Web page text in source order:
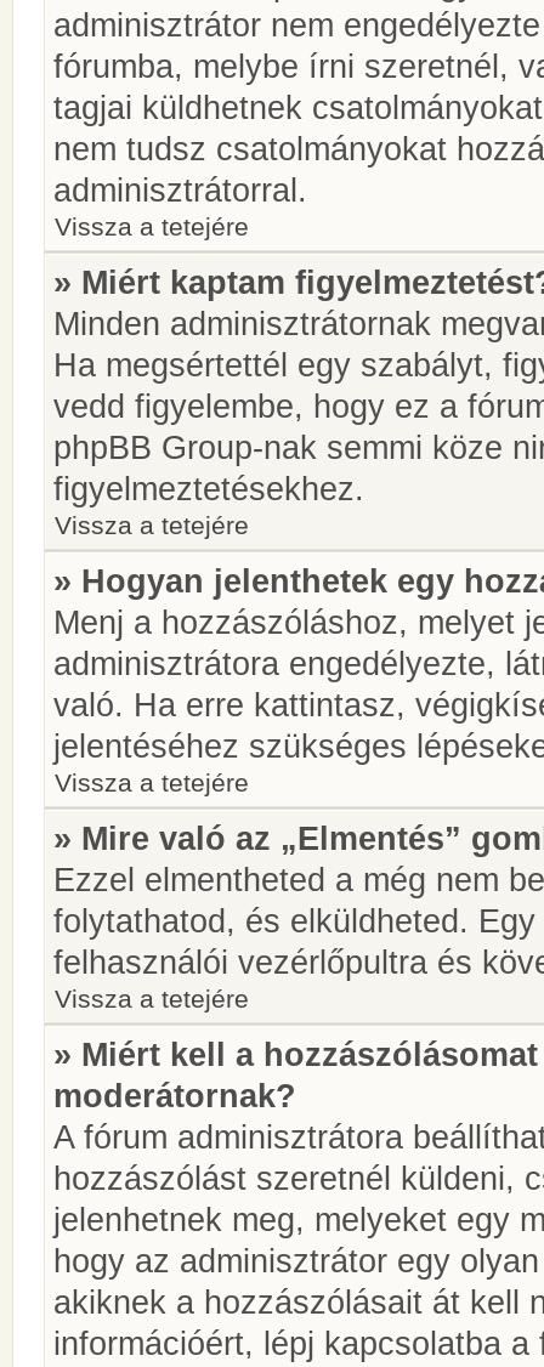
adminisztrátor nem
fórumba, melybe írni szeretnél,
tagjai küldhetnek
nem tudsz csatolmányokat
adminisztrátorral.
Vissza a tetejére
» Miért kaptam
Minden adminisztrátornak
Ha megsértettél egy szabályt,
vedd figyelembe, hogy ez a
phpBB Group-nak semmi köze
figyelmeztetésekhez.
Vissza a tetejére
» Hogyan jelenthetek egy
Menj a hozzászóláshoz, melyet
adminisztrátora engedélyezte,
való. Ha erre kattintasz,
jelentéséhez szükséges
Vissza a tetejére
» Mire való az „Elmentés”
Ezzel elmentheted a még nem
folytathatod, és elküldheted.
felhasználói vezérlőpultra és
Vissza a tetejére
» Miért kell a
moderátornak?
A fórum adminisztrátora
hozzászólást szeretnél küldeni,
jelenhetnek meg, melyeket egy
hogy az adminisztrátor egy
akiknek a hozzászólásait át kell
információért, lépj kapcsolatba